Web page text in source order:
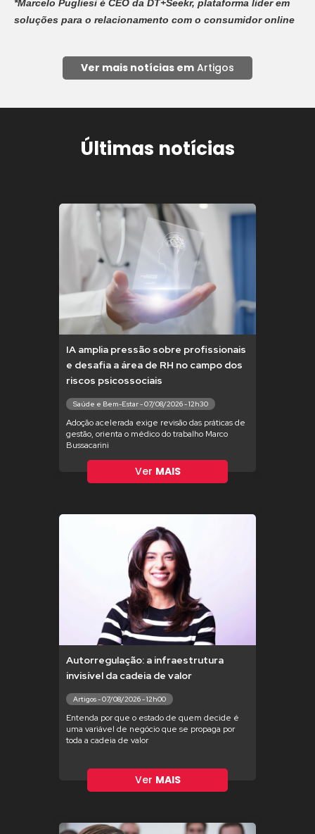
*Marcelo Pugliesi é CEO da DT+Seekr, plataforma lider em
soluções para o relacionamento com o consumidor online
Ver mais notícias em Artigos
Últimas notícias
IA amplia pressão sobre profissionais
e desafia a área de RH no campo dos
riscos psicossociais
Saúde e Bem-Estar - 07/08/2026 - 12h30
Adoção acelerada exige revisão das práticas de
gestão, orienta o médico do trabalho Marco
Bussacarini
Ver MAIS
Autorregulação: a infraestrutura
invisível da cadeia de valor
Artigos - 07/08/2026 - 12h00
Entenda por que o estado de quem decide é
uma variável de negócio que se propaga por
toda a cadeia de valor
Ver MAIS